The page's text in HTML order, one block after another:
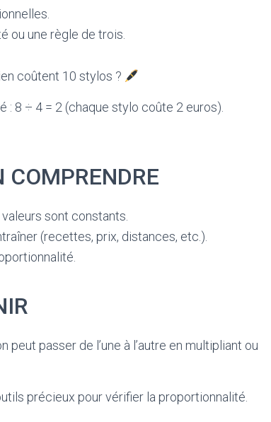
ou une règle de trois.
coûtent 10 stylos ?
8 ÷ 4 = 2 (chaque stylo coûte 2 euros).
COMPRENDRE
sont constants.
(recettes, prix, distances, etc.).
passer de l’une à l’autre en multipliant ou
précieux pour vérifier la proportionnalité.